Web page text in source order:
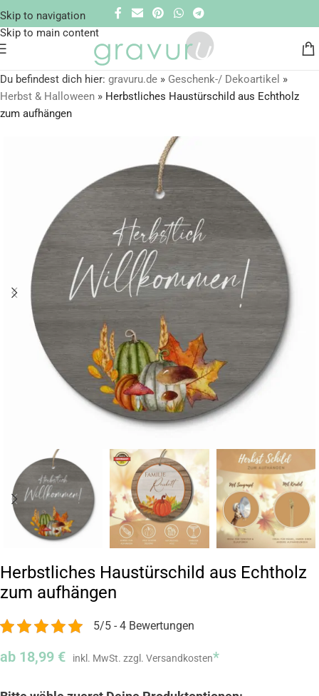
Skip to navigation
Skip to main content
Du befindest dich hier: gravuru.de » Geschenk-/ Dekoartikel »
Herbst & Halloween » Herbstliches Haustürschild aus Echtholz
zum aufhängen
Herbstliches Haustürschild aus Echtholz
zum aufhängen
5/5 - 4 Bewertungen
ab 18,99 € *